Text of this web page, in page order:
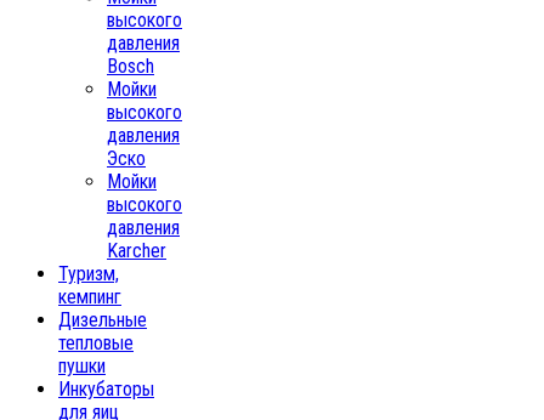
высокого
давления
Bosch
Мойки
высокого
давления
Эско
Мойки
высокого
давления
Karcher
Туризм,
кемпинг
Дизельные
тепловые
пушки
Инкубаторы
для яиц